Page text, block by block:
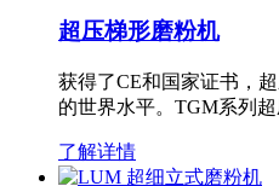
超压梯形磨粉机
获得了CE和国家证书，
的世界水平。TGM系列
了解详情